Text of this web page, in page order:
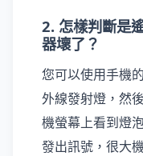
2. 怎樣判斷是
器壞了？
您可以使用手機
外線發射燈，然
機螢幕上看到燈
發出訊號，很大